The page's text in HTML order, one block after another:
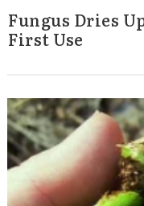
Fungus Dries
First Use